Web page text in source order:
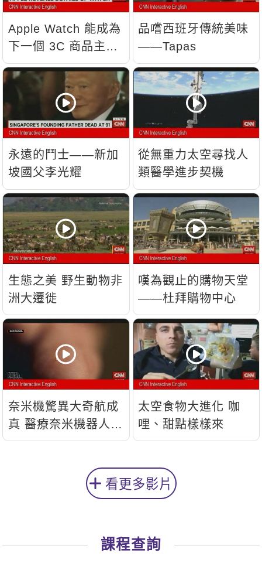
Apple Watch 能成為
下一個 3C 商品主
流？
品嚐西班牙傳統美味
——Tapas
永遠的鬥士——新加
坡國父李光耀
從無重力太空尋找人
類醫學進步契機
生態之美 野生動物非
洲大遷徙
嘆為觀止的購物天堂
——杜拜購物中心
奈米機驚異大奇航成
真 醫療奈米機器人問
世
太空食物大進化 咖
哩、甜點樣樣來
看更多影片
課程查詢